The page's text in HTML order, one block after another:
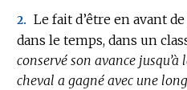
2. Le fait d’être en avant
dans le temps, dans un
conservé son avance jusqu’à
cheval a gagné avec une